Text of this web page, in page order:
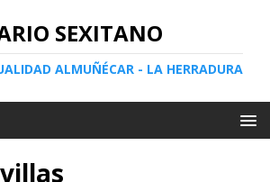
SEXITANO
ALMUÑÉCAR - LA HERRADURA